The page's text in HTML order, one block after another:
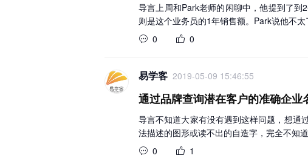
导言上周和Park老师的闲聊中，他提到了
则是这个业务员的1年销售额。Park说他不
0
0
易学客 2019-05-09 15:46:55
通过品牌查询潜在客户的准确企业
导言不知道大家有没有遇到这样问题，想通
法描述的图形或读不出的自造字，完全不知
0
1